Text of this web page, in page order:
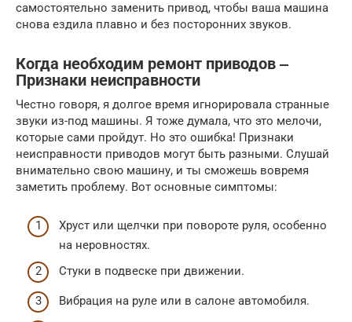
самостоятельно заменить привод, чтобы ваша машина
снова ездила плавно и без посторонних звуков.
Когда необходим ремонт приводов ‒
Признаки неисправности
Честно говоря, я долгое время игнорировала странные
звуки из-под машины. Я тоже думала, что это мелочи,
которые сами пройдут. Но это ошибка! Признаки
неисправности приводов могут быть разными. Слушай
внимательно свою машину, и ты сможешь вовремя
заметить проблему. Вот основные симптомы:
Хруст или щелчки при повороте руля, особенно
на неровностях.
Стуки в подвеске при движении.
Вибрация на руле или в салоне автомобиля.